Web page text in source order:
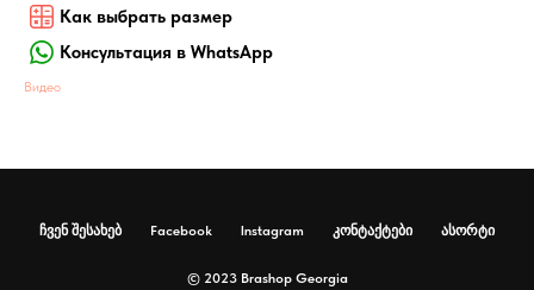
Как выбрать размер
Консультация в WhatsApp
Видео
ჩვენ შესახებ Facebook Instagram კონტაქტები ასორტი
© 2023 Brashop Georgia